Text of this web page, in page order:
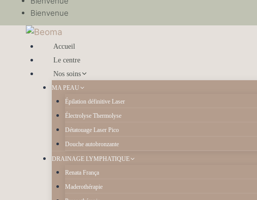
Bienvenue
Accueil
Le centre
Nos soins
MA PEAU
Épilation définitive Laser
Électrolyse Thermolyse
Détatouage Laser Pico
Douche autobronzante
DRAINAGE LYMPHATIQUE
Renata França
Maderothérapie